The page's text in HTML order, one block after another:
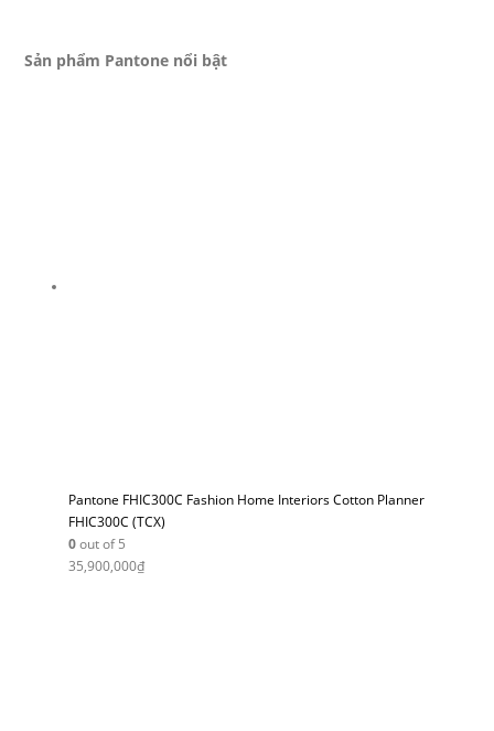
Sản phẩm Pantone nổi bật
Pantone FHIC300C Fashion Home Interiors Cotton Planner
FHIC300C (TCX)
0out of 5
35,900,000₫